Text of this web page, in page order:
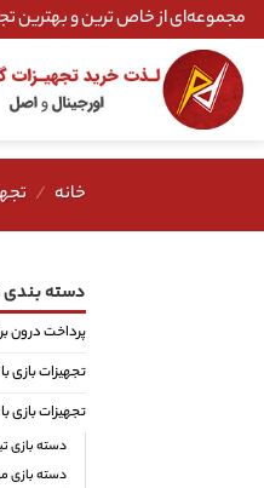
Skip
to
content
مجموعه‌ای از خاص ترین و بهترین
خانه /
دسته بندی
پرداخت درون
تجهیزات بازی
تجهیزات بازی
دسته بازی
دسته بازی